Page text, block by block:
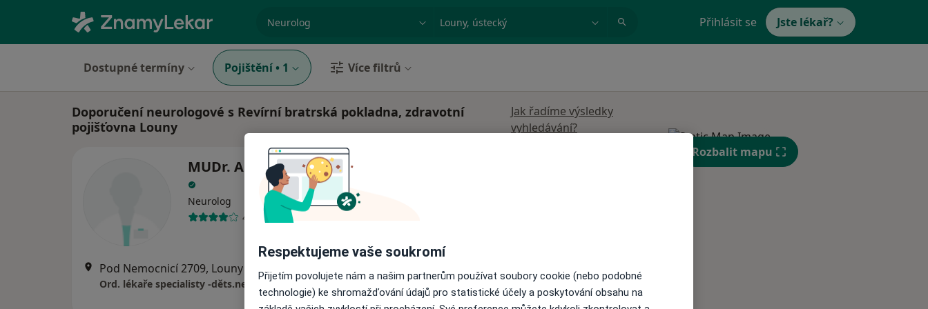
Město nebo region Přihlásit se Jste lékař?
Dostupné termíny Pojištění • 1 Více filtrů
Doporučení neurologové s Revírní bratrská pokladna, zdravotní
pojišťovna Louny
Jak řadíme výsledky
vyhledávání?
MUDr. Alena Dernerová
Neurolog
45 názorů
Pod Nemocnicí 2709, Louny Mapa
Ord. lékaře specialisty -děts.neurolog
Út St
Rozbalit mapu
Respektujeme vaše soukromí
Přijetím povolujete nám a našim partnerům používat soubory cookie (nebo podobné
technologie) ke shromažďování údajů pro statistické účely a poskytování obsahu na